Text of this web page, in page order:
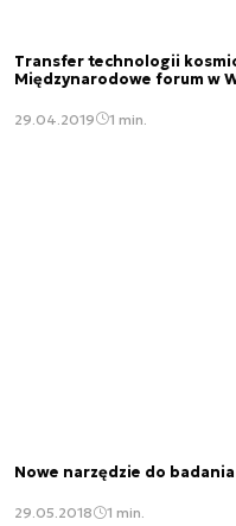
Transfer technologii
Międzynarodowe forum w
29.04.2019 1 min.
Nowe narzędzie do
29.05.2018 1 min.